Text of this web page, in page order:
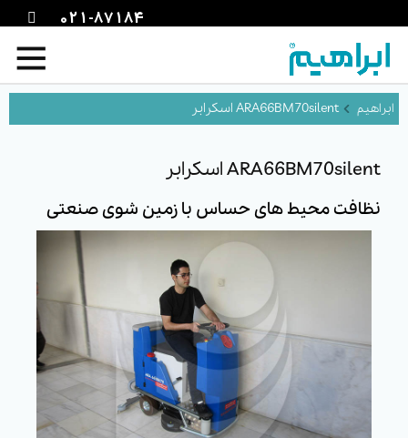
021-87184
ARA66BM70silent اسکرابر
ARA66BM70silent اسکرابر
نظافت محیط های حساس با زمین شوی صنعتی